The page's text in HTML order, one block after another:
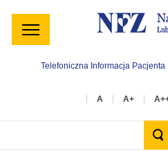
Telefoniczna Informacja Pacjenta